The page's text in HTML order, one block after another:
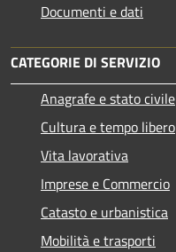
Documenti e dati
CATEGORIE DI SERVIZIO
Anagrafe e stato civile
Cultura e tempo libero
Vita lavorativa
Imprese e Commercio
Catasto e urbanistica
Mobilità e trasporti